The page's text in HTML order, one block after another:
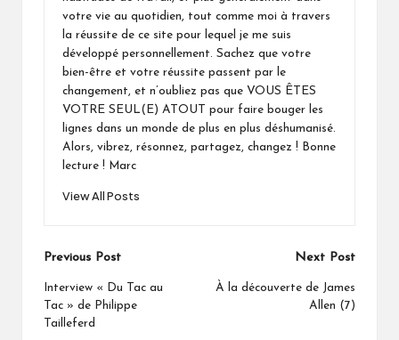
votre vie au quotidien, tout comme moi à travers
la réussite de ce site pour lequel je me suis
développé personnellement. Sachez que votre
bien-être et votre réussite passent par le
changement, et n’oubliez pas que VOUS ÊTES
VOTRE SEUL(E) ATOUT pour faire bouger les
lignes dans un monde de plus en plus déshumanisé.
Alors, vibrez, résonnez, partagez, changez ! Bonne
lecture ! Marc
View All Posts
Post
navigation
Previous Post
Interview « Du Tac au
Tac » de Philippe
Tailleferd
Next Post
À la découverte de James
Allen (7)